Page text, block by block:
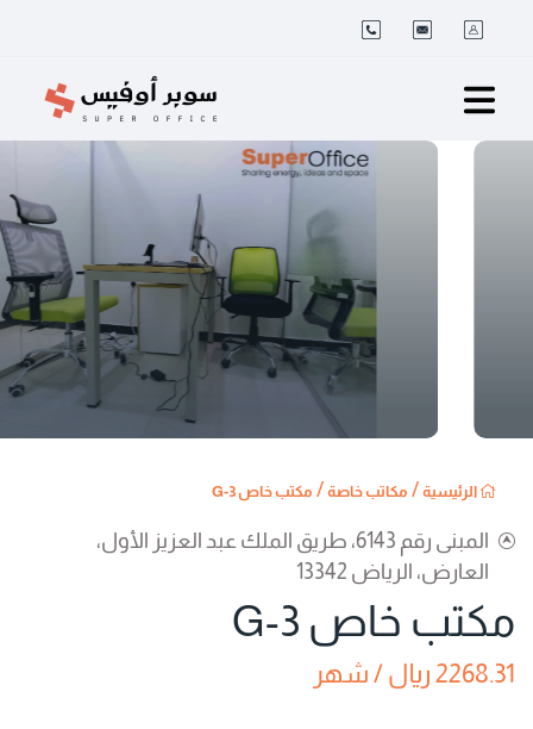
الرئيسية / مكاتب خاصة / مكتب خاص 3-G
المبنى رقم 6143، طريق الملك عبد العزيز الأول،
العارض، الرياض 13342
مكتب خاص 3-G
2268.31 ريال / شهر